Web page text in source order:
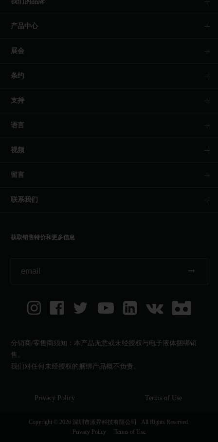
产品中心
展会
条约
支持
语言
视频
留言
联系我们
获取销售特价和更多信息
分销商/零售商须知：本产品无意或未经授权与电子液体捆绑销
售。
我们对任何未经授权的捆绑产品概不负责。
Privacy Policy Terms of Use
Copyright © 2026 深圳市派昇科技有限公司 All Rights Reserved.
Privacy Policy
Terms of Use